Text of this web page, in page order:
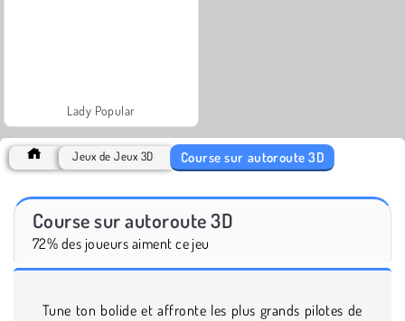
Lady Popular
Jeux de Jeux 3D Course sur autoroute 3D
Course sur autoroute 3D
72% des joueurs aiment ce jeu
Tune ton bolide et affronte les plus grands pilotes de